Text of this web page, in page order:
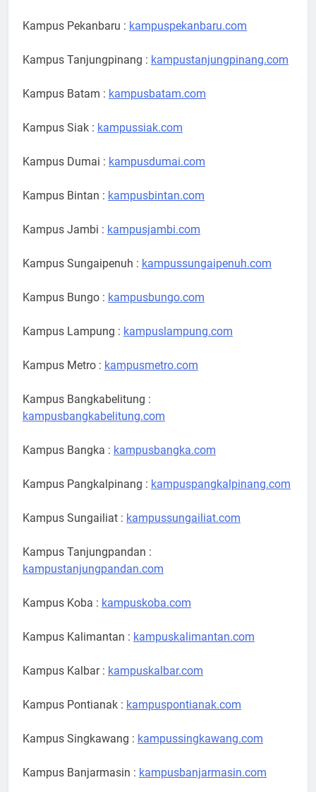
Kampus Pekanbaru : kampuspekanbaru.com
Kampus Tanjungpinang : kampustanjungpinang.com
Kampus Batam : kampusbatam.com
Kampus Siak : kampussiak.com
Kampus Dumai : kampusdumai.com
Kampus Bintan : kampusbintan.com
Kampus Jambi : kampusjambi.com
Kampus Sungaipenuh : kampussungaipenuh.com
Kampus Bungo : kampusbungo.com
Kampus Lampung : kampuslampung.com
Kampus Metro : kampusmetro.com
Kampus Bangkabelitung :
kampusbangkabelitung.com
Kampus Bangka : kampusbangka.com
Kampus Pangkalpinang : kampuspangkalpinang.com
Kampus Sungailiat : kampussungailiat.com
Kampus Tanjungpandan :
kampustanjungpandan.com
Kampus Koba : kampuskoba.com
Kampus Kalimantan : kampuskalimantan.com
Kampus Kalbar : kampuskalbar.com
Kampus Pontianak : kampuspontianak.com
Kampus Singkawang : kampussingkawang.com
Kampus Banjarmasin : kampusbanjarmasin.com